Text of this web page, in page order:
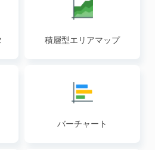
積層型エリアマップ
バーチャート